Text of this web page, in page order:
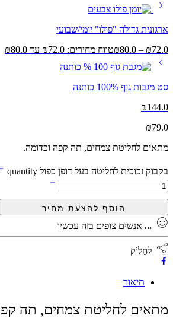
ארגונית גדולה "פולו" יומי/שבועי
₪72.0
–
₪80.0 טווח מחירים: ⁦₪72.0⁩ עד ⁦₪80.0⁩
סט מגבות גוף 100% כותנה
₪144.0
₪79.0
מתאים לחליטת צמחים, תה קפה וכדומה.
בקבוק זכוכית לחליטה בעל דופן כפול quantity
... אנשים צופים בזה עכשיו
לַחֲלוֹק
תיאור
מתאים לחליטת צמחים, תה